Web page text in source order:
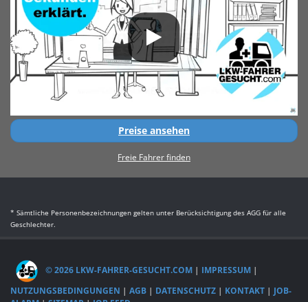
Preise ansehen
Freie Fahrer finden
* Sämtliche Personenbezeichnungen gelten unter Berücksichtigung des AGG für alle
Geschlechter.
© 2026 LKW-FAHRER-GESUCHT.COM | IMPRESSUM |
NUTZUNGSBEDINGUNGEN | AGB | DATENSCHUTZ | KONTAKT | JOB-